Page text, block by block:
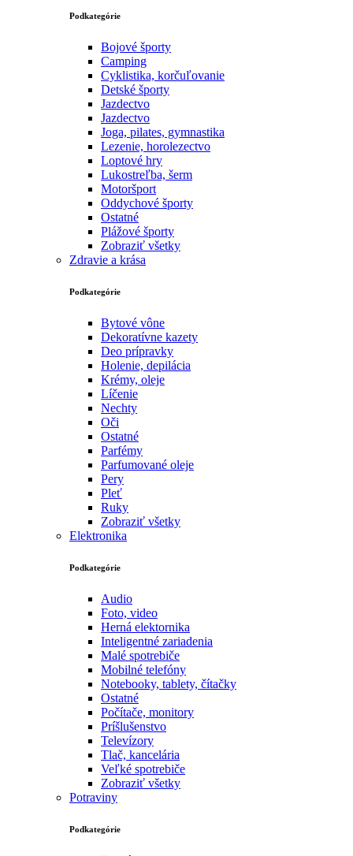
Podkategórie
Bojové športy
Camping
Cyklistika, korčuľovanie
Detské športy
Jazdectvo
Jazdectvo
Joga, pilates, gymnastika
Lezenie, horolezectvo
Loptové hry
Lukostreľba, šerm
Motoršport‎
Oddychové športy
Ostatné
Plážové športy
Zobraziť všetky
Zdravie a krása
Podkategórie
Bytové vône
Dekoratívne kazety
Deo prípravky
Holenie, depilácia
Krémy, oleje
Líčenie
Nechty
Oči
Ostatné
Parfémy
Parfumované oleje
Pery
Pleť
Ruky
Zobraziť všetky
Elektronika
Podkategórie
Audio
Foto, video
Herná elektornika
Inteligentné zariadenia
Malé spotrebiče
Mobilné telefóny
Notebooky, tablety, čítačky
Ostatné
Počítače, monitory
Príšlušenstvo
Televízory
Tlač, kancelária
Veľké spotrebiče
Zobraziť všetky
Potraviny
Podkategórie